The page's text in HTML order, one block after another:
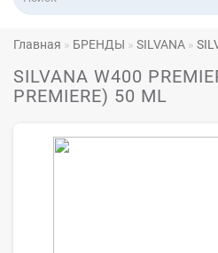
Главная БРЕНДЫ SILVANA
SILVANA W400
PREMIERE) 50 ML